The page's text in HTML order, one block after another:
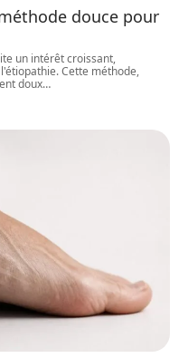
douce pour
un intérêt croissant,
Cette méthode,
doux…